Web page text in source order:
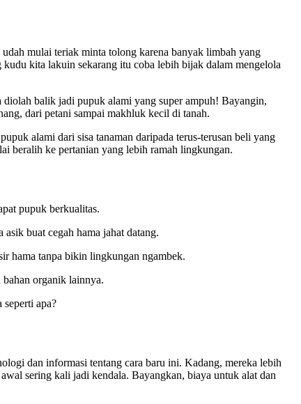
mulai teriak minta tolong karena banyak limbah yang
kita lakuin sekarang itu coba lebih bijak dalam mengelola
diolah balik jadi pupuk alami yang super ampuh! Bayangin,
dari petani sampai makhluk kecil di tanah.
alami dari sisa tanaman daripada terus-terusan beli yang
beralih ke pertanian yang lebih ramah lingkungan.
pupuk berkualitas.
buat cegah hama jahat datang.
hama tanpa bikin lingkungan ngambek.
organik lainnya.
apa?
dan informasi tentang cara baru ini. Kadang, mereka lebih
sering kali jadi kendala. Bayangkan, biaya untuk alat dan